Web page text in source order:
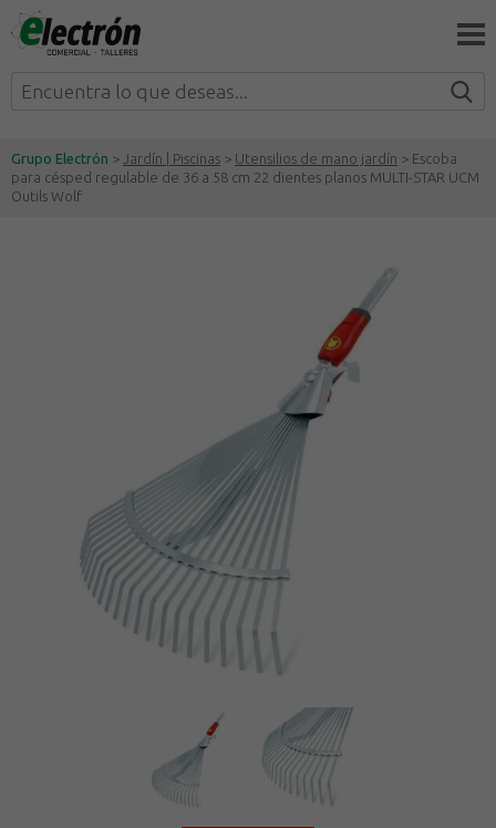
Grupo Electrón > Jardín | Piscinas > Utensilios de mano jardín > Escoba
para césped regulable de 36 a 58 cm 22 dientes planos MULTI-STAR UCM
Outils Wolf